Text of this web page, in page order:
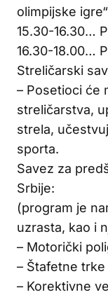
olimpijske igre“
15.30-16.30…
16.30-18.00…
Streličarski
– Posetioci će
streličarstva,
strela,
sporta.
Savez za
Srbije:
(program je
uzrasta, kao i
– Motorički
– Štafetne trke
– Korektivne